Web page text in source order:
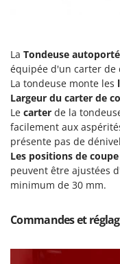
Ripartrak
Ritter
River Systems
Robomow
Rossofuoco
Rover Pompe
Royal Food
Ryobi
S
Santos
La Tondeuse
équipée d'un carter de
La tondeuse monte les
Largeur du carter de
Le carter de la
facilement aux
présente pas de
Les positions de coupe
peuvent être ajustées
minimum de 30 mm.
Commandes et